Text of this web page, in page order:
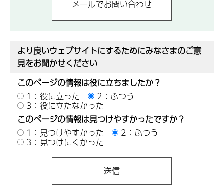
より良いウェブサイトにするためにみなさまのご意
見をお聞かせください
このページの情報は役に立ちましたか？
1：役に立った
2：ふつう
3：役に立たなかった
このページの情報は見つけやすかったですか？
1：見つけやすかった
2：ふつう
3：見つけにくかった